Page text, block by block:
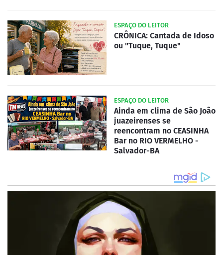
ESPAÇO DO LEITOR
CRÔNICA: Cantada de Idoso
ou "Tuque, Tuque"
ESPAÇO DO LEITOR
Ainda em clima de São João
juazeirenses se
reencontram no CEASINHA
Bar no RIO VERMELHO -
Salvador-BA